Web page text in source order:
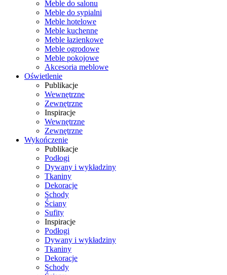
Meble do salonu
Meble do sypialni
Meble hotelowe
Meble kuchenne
Meble łazienkowe
Meble ogrodowe
Meble pokojowe
Akcesoria meblowe
Oświetlenie
Publikacje
Wewnętrzne
Zewnętrzne
Inspiracje
Wewnętrzne
Zewnętrzne
Wykończenie
Publikacje
Podłogi
Dywany i wykładziny
Tkaniny
Dekoracje
Schody
Ściany
Sufity
Inspiracje
Podłogi
Dywany i wykładziny
Tkaniny
Dekoracje
Schody